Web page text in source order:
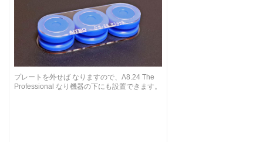
プレートを外せば なりますので、Λ8.24 The
Professional なり機器の下にも設置できます。